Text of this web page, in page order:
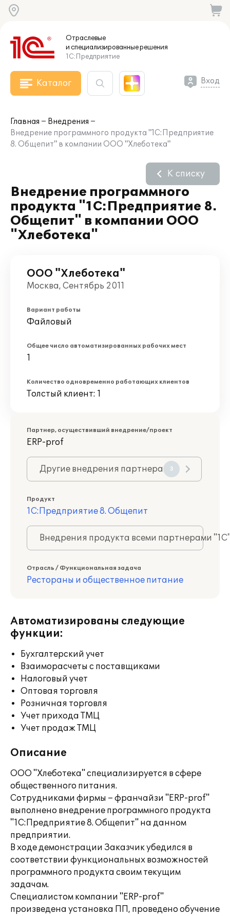
Отраслевые
и специализированныерешения
1С:Предприятие
Каталог Вход
Главная
Внедрения
Внедрение программного продукта "1С:Предприятие
8. Общепит" в компании ООО "Хлеботека"
Внедрение программного
продукта "1С:Предприятие 8.
Общепит" в компании ООО
"Хлеботека"
К списку
ООО "Хлеботека"
Москва, Сентябрь 2011
Вариант работы
Файловый
Общее число автоматизированных рабочих мест
1
Количество одновременно работающих клиентов
Толстый клиент: 1
Партнер, осуществивший внедрение/проект
ERP-prof
Другие внедрения партнера 3
Продукт
1С:Предприятие 8. Общепит
Внедрения продукта всеми партнерами
Отрасль / Функциональная задача
Рестораны и общественное питание
Автоматизированы следующие
функции:
Бухгалтерский учет
Взаиморасчеты с поставщиками
Налоговый учет
Оптовая торговля
Розничная торговля
Учет прихода ТМЦ
Учет продаж ТМЦ
Описание
ООО "Хлеботека" специализируется в сфере
общественного питания.
Сотрудниками фирмы – франчайзи "ERP-prof"
выполнено внедрение программного продукта
"1С:Предприятие 8. Общепит" на данном
предприятии.
В ходе демонстрации Заказчик убедился в
соответствии функциональных возможностей
программного продукта своим текущим
задачам.
Специалистом компании "ERP-prof"
произведена установка ПП, проведено обучение